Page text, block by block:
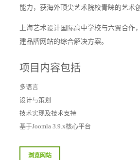
能力，获海外顶尖艺术院校青睐的艺术
上海艺术设计国际高中学校与六翼合作
建品牌网站的综合解决方案。
项目内容包括
多语言
设计与策划
技术实现及技术支持
基于Joomla 3.9.x核心平台
浏览网站